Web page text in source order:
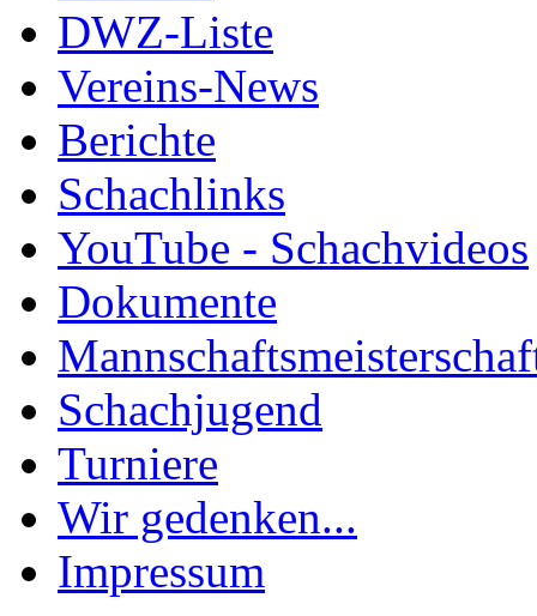
DWZ-Liste
Vereins-News
Berichte
Schachlinks
YouTube - Schachvideos
Dokumente
Schachjugend
Turniere
Wir gedenken...
Impressum